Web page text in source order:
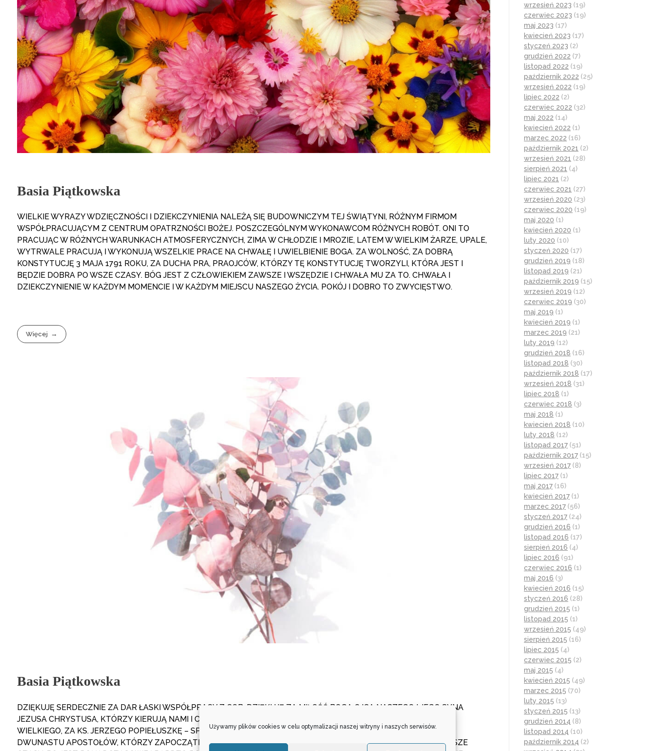
Używamy plików cookies w celu optymalizacji naszej witryny i naszych serwisów.
Basia Piątkowska
WIELKIE WYRAZY WDZIĘCZNOŚCI I DZIEKCZYNIENIA NALEŻĄ SIĘ BUDOWNICZYM TEJ ŚWIĄTYNI, RÓŻNYM FIRMOM
WSPÓŁPRACUJĄCYM Z CENTRUM OPATRZNOŚCI BOŻEJ. POSZCZEGÓLNYM WYKONAWCOM RÓŻNYCH ROBÓT. ONI TO
PRACUJĄC W RÓŻNYCH WARUNKACH ATMOSFERYCZNYCH, ZIMA W CHŁODZIE I MROZIE, LATEM W WIELKIM ŻARZE, UPALE,
WYTRWALE PRACUJĄ I WYKONUJĄ WSZELKIE PRACE NA CHWAŁĘ I UWIELBIENIE BOGA. ZA WOLNOŚĆ, ZA DOBRĄ
KONSTYTUCJĘ 3 MAJA 1791 ROKU, ZA DUCHA PRA, PRAOJCÓW, KTÓRZY TĘ KONSTYTUCJĘ TWORZYLI, KTÓRA JEST I
BĘDZIE DOBRA PO WSZE CZASY. BÓG JEST Z CZŁOWIEKIEM ZAWSZE I WSZĘDZIE I CHWAŁA MU ZA TO. CHWAŁA I
DZIEKCZYNIENIE W KAŻDYM MOMENCIE I W KAŻDYM MIEJSCU NASZEGO ŻYCIA. POKÓJ I DOBRO TO ZWYCIĘSTWO.
Więcej
Basia Piątkowska
DZIĘKUJĘ SERDECZNIE ZA DAR ŁASKI WSPÓŁPRACY Z COB. DZIĘKUJĘ ZA MIŁOŚĆ BOGA OJCA NASZEGO I JEGO SYNA
JEZUSA CHRYSTUSA, KTÓRZY KIERUJĄ NAMI I CAŁYM ŚWIATEM. SERDECZNE DZIĘKI ZA JANA PAWŁA II – PAPIEŻA
WIELKIEGO, ZA KS. JERZEGO POPIEŁUSZKĘ – SPRAWIEDLIWEGO I PRAWEGO APOSTOŁA NASZYCH CZASÓW, ZA
DWUNASTU APOSTOŁÓW, KTÓRZY ZAPOCZĄTKOWALI CHRZEŚCIJAŃSTWO, KTÓRE TRWA I TRWAĆ BĘDZIE PO WSZE
wrzesień 2023 (19)
czerwiec 2023 (19)
maj 2023 (17)
kwiecień 2023 (17)
styczeń 2023 (2)
grudzień 2022 (7)
listopad 2022 (19)
październik 2022 (25)
wrzesień 2022 (19)
lipiec 2022 (2)
czerwiec 2022 (32)
maj 2022 (14)
kwiecień 2022 (1)
marzec 2022 (16)
październik 2021 (2)
wrzesień 2021 (28)
sierpień 2021 (4)
lipiec 2021 (2)
czerwiec 2021 (27)
wrzesień 2020 (23)
czerwiec 2020 (19)
maj 2020 (1)
kwiecień 2020 (1)
luty 2020 (10)
styczeń 2020 (17)
grudzień 2019 (18)
listopad 2019 (21)
październik 2019 (15)
wrzesień 2019 (12)
czerwiec 2019 (30)
maj 2019 (1)
kwiecień 2019 (1)
marzec 2019 (21)
luty 2019 (12)
grudzień 2018 (16)
listopad 2018 (30)
październik 2018 (17)
wrzesień 2018 (31)
lipiec 2018 (1)
czerwiec 2018 (3)
maj 2018 (1)
kwiecień 2018 (10)
luty 2018 (12)
listopad 2017 (51)
październik 2017 (15)
wrzesień 2017 (8)
lipiec 2017 (1)
maj 2017 (16)
kwiecień 2017 (1)
marzec 2017 (56)
styczeń 2017 (24)
grudzień 2016 (1)
listopad 2016 (17)
sierpień 2016 (4)
lipiec 2016 (91)
czerwiec 2016 (1)
maj 2016 (3)
kwiecień 2016 (15)
styczeń 2016 (28)
grudzień 2015 (1)
listopad 2015 (1)
wrzesień 2015 (49)
sierpień 2015 (16)
lipiec 2015 (4)
czerwiec 2015 (2)
maj 2015 (4)
kwiecień 2015 (49)
marzec 2015 (70)
luty 2015 (13)
styczeń 2015 (13)
grudzień 2014 (8)
listopad 2014 (10)
październik 2014 (2)